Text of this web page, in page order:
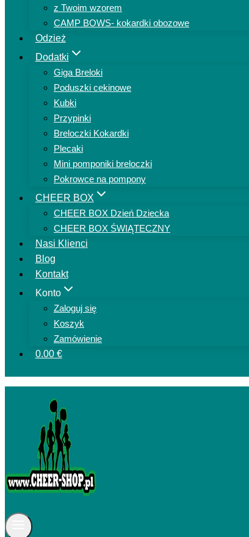
z Twoim wzorem
CAMP BOWS- kokardki obozowe
Odzież
Dodatki
Giga Breloki
Poduszki cekinowe
Kubki
Przypinki
Breloczki Kokardki
Plecaki
Mini pomponiki breloczki
Pokrowce na pompony
CHEER BOX
CHEER BOX Dzień Dziecka
CHEER BOX ŚWIĄTECZNY
Nasi Klienci
Blog
Kontakt
Konto
Zaloguj się
Koszyk
Zamówienie
0.00 €